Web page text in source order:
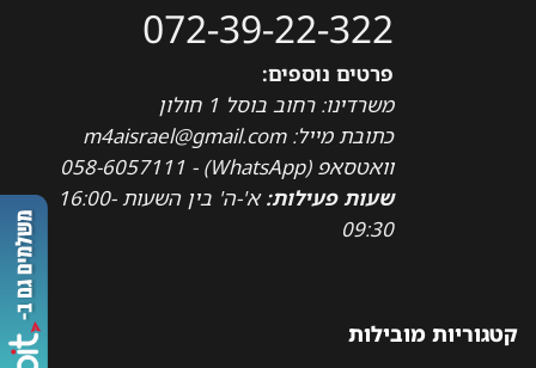
072-39-22-322
פרטים נוספים:
משרדינו: רחוב בוסל 1 חולון
כתובת מייל: m4aisrael@gmail.com
וואטסאפ (WhatsApp) - 058-6057111
שעות פעילות:
א'-ה' בין השעות 16:00-
09:30
קטגוריות מובילות